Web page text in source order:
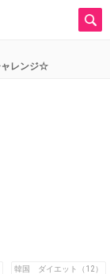
ャレンジ☆
韓国 ダイエット（12）